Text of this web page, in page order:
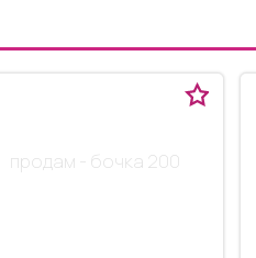
продам - бочка 200